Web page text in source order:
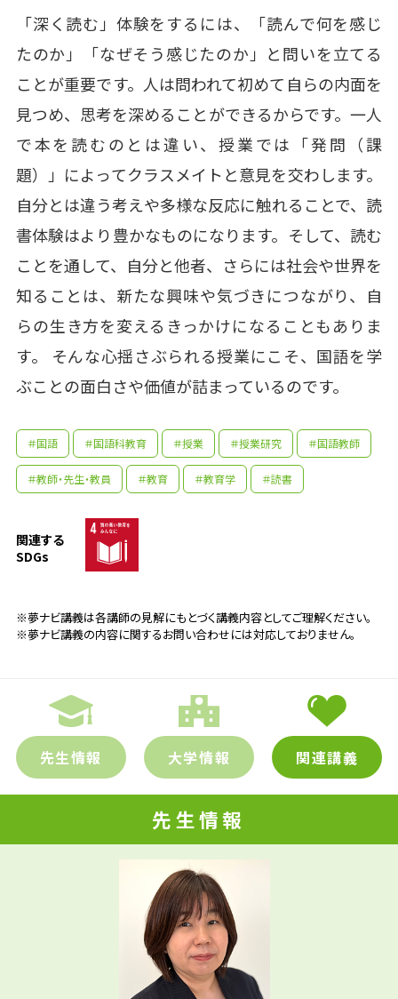
「深く読む」体験をするには、「読んで何を感じ
たのか」「なぜそう感じたのか」と問いを立てる
ことが重要です。人は問われて初めて自らの内面を
見つめ、思考を深めることができるからです。一人
で本を読むのとは違い、授業では「発問（課
題）」によってクラスメイトと意見を交わします。
自分とは違う考えや多様な反応に触れることで、読
書体験はより豊かなものになります。そして、読む
ことを通して、自分と他者、さらには社会や世界を
知ることは、新たな興味や気づきにつながり、自
らの生き方を変えるきっかけになることもありま
す。 そんな心揺さぶられる授業にこそ、国語を学
ぶことの面白さや価値が詰まっているのです。
＃国語 ＃国語科教育 ＃授業 ＃授業研究 ＃国語教師
＃教師・先生・教員 ＃教育 ＃教育学 ＃読書
関連する
SDGs
※夢ナビ講義は各講師の見解にもとづく講義内容としてご理解ください。
※夢ナビ講義の内容に関するお問い合わせには対応しておりません。
先生情報 大学情報 関連講義
先生情報